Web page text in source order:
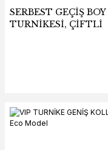
SERBEST GEÇİŞ BOY
TURNİKESİ, ÇİFTLİ